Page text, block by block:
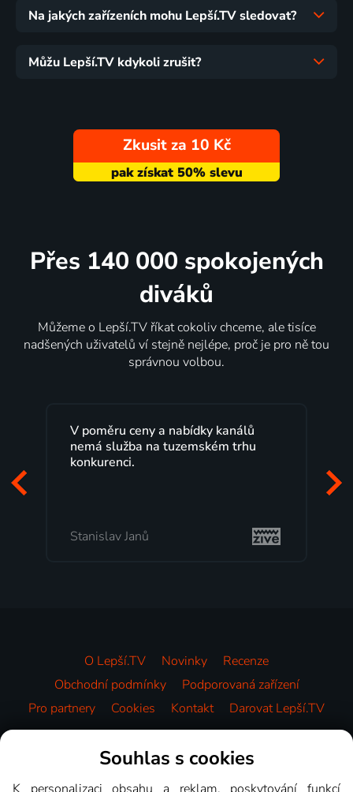
Na jakých zařízeních mohu Lepší.TV sledovat?
Můžu Lepší.TV kdykoli zrušit?
Zkusit za 10 Kč
Přes 140 000 spokojených
diváků
Můžeme o Lepší.TV říkat cokoliv chceme, ale tisíce
nadšených uživatelů ví stejně nejlépe, proč je pro ně tou
správnou volbou.
V poměru ceny a nabídky kanálů
nemá služba na tuzemském trhu
konkurenci.
Stanislav Janů
O Lepší.TV Novinky
Recenze
Obchodní podmínky
Podporovaná zařízení
Pro partnery
Cookies Kontakt Darovat Lepší.TV
Videotéka
Souhlas s cookies